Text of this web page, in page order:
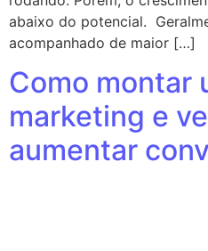
abaixo do potencial.
acompanhado de maior […]
Como montar
marketing e
aumentar